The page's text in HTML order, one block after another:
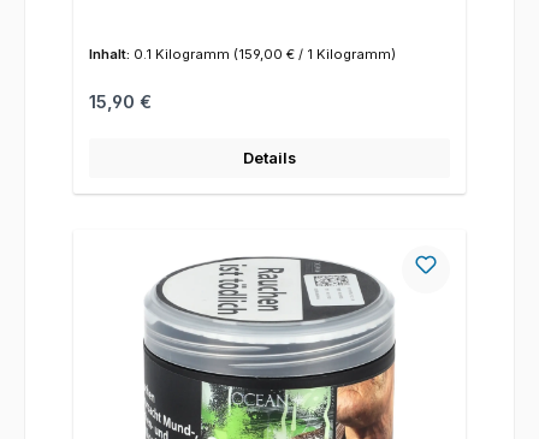
Inhalt: 0.1 Kilogramm (159,00 € / 1 Kilogramm)
Regulärer Preis:
15,90 €
Details